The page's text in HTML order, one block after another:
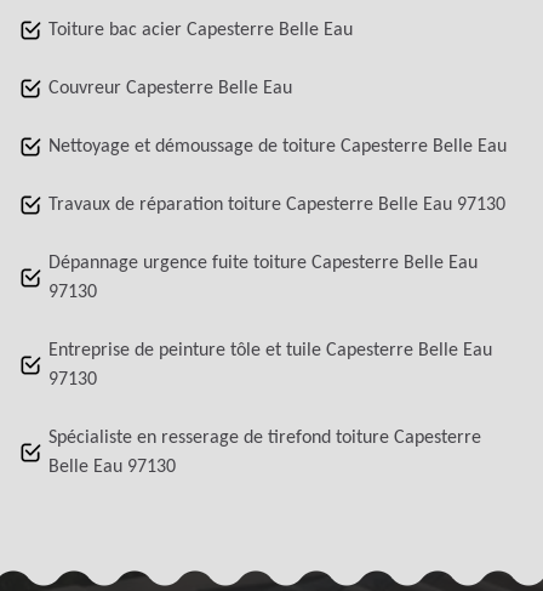
Toiture bac acier Capesterre Belle Eau
Couvreur Capesterre Belle Eau
Nettoyage et démoussage de toiture Capesterre Belle Eau
Travaux de réparation toiture Capesterre Belle Eau 97130
Dépannage urgence fuite toiture Capesterre Belle Eau
97130
Entreprise de peinture tôle et tuile Capesterre Belle Eau
97130
Spécialiste en resserage de tirefond toiture Capesterre
Belle Eau 97130